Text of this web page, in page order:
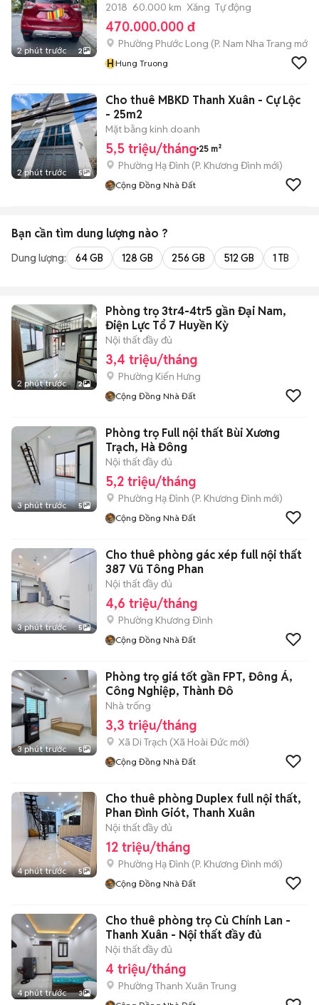
2 phút trước 2
2018 60.000 km Xăng Tự động
470.000.000 đ
Phường Phước Long (P. Nam Nha Trang mới)
HHung Truong
2 phút trước 5
Cho thuê MBKD Thanh Xuân - Cự Lộc
- 25m2
Mặt bằng kinh doanh
5,5 triệu/tháng 25 m²
Phường Hạ Đình (P. Khương Đình mới)
Cộng Đồng Nhà Đất
Bạn cần tìm dung lượng nào ?
Dung lượng: 64 GB 128 GB 256 GB 512 GB 1 TB
2 phút trước 2
Phòng trọ 3tr4-4tr5 gần Đại Nam,
Điện Lực Tổ 7 Huyền Kỳ
Nội thất đầy đủ
3,4 triệu/tháng
Phường Kiến Hưng
Cộng Đồng Nhà Đất
3 phút trước 5
Phòng trọ Full nội thất Bùi Xương
Trạch, Hà Đông
Nội thất đầy đủ
5,2 triệu/tháng
Phường Hạ Đình (P. Khương Đình mới)
Cộng Đồng Nhà Đất
3 phút trước 5
Cho thuê phòng gác xép full nội thất
387 Vũ Tông Phan
Nội thất đầy đủ
4,6 triệu/tháng
Phường Khương Đình
Cộng Đồng Nhà Đất
3 phút trước 5
Phòng trọ giá tốt gần FPT, Đông Á,
Công Nghiệp, Thành Đô
Nhà trống
3,3 triệu/tháng
Xã Di Trạch (Xã Hoài Đức mới)
Cộng Đồng Nhà Đất
4 phút trước 5
Cho thuê phòng Duplex full nội thất,
Phan Đình Giót, Thanh Xuân
Nội thất đầy đủ
12 triệu/tháng
Phường Hạ Đình (P. Khương Đình mới)
Cộng Đồng Nhà Đất
4 phút trước 3
Cho thuê phòng trọ Cù Chính Lan -
Thanh Xuân - Nội thất đầy đủ
Nội thất đầy đủ
4 triệu/tháng
Phường Thanh Xuân Trung